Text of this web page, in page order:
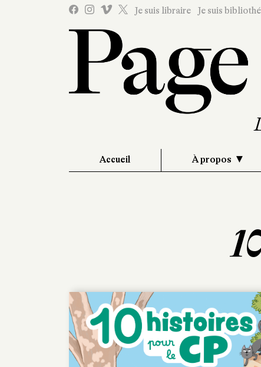
Je suis libraire Je suis
Accueil À propos